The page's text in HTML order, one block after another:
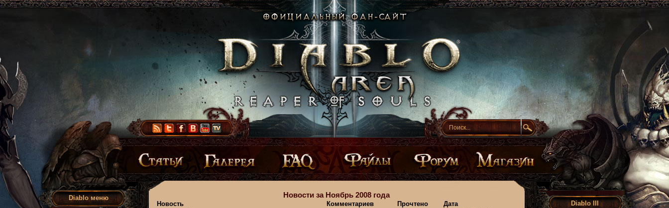
Diablo меню Новости за Ноябрь 2008 года
Новость Комментариев Прочтено
Дата
Diablo III